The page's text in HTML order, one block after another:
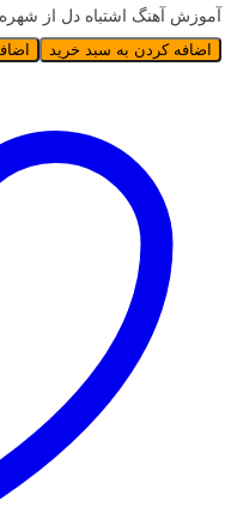
آموزش آهنگ اشتباه دل از شهره
اضافه کردن به سبد خرید